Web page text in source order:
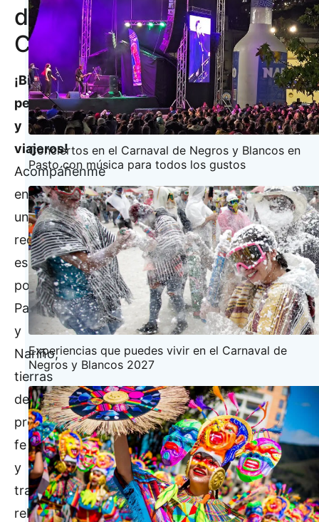
de
Colombia
¡Bienvenidos,
peregrinos
y
viajeros!
Acompáñenme
en
un
recorrido
espiritual
por
Pasto
y
Nariño,
tierras
de
profunda
fe
y
tradición
religiosa
Conciertos en el Carnaval de Negros y Blancos en
Pasto con música para todos los gustos
Experiencias que puedes vivir en el Carnaval de
Negros y Blancos 2027